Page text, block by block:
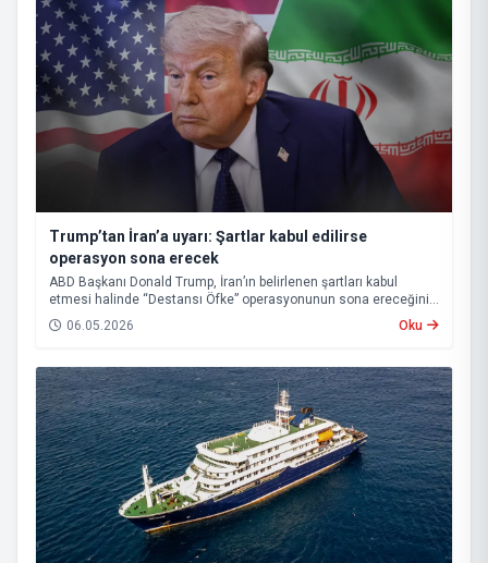
Trump’tan İran’a uyarı: Şartlar kabul edilirse
operasyon sona erecek
ABD Başkanı Donald Trump, İran’ın belirlenen şartları kabul
etmesi halinde “Destansı Öfke” operasyonunun sona ereceğini
ve Hürmüz Boğazı’nın yeniden açılacağını açıkladı.
06.05.2026 Oku